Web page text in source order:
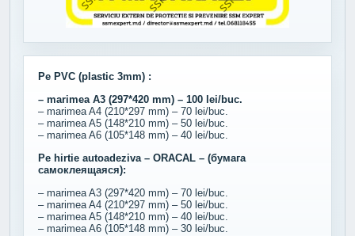
Pe PVC (plastic 3mm) :
– marimea A3 (297*420 mm) – 100 lei/buc.
– marimea A4 (210*297 mm) – 70 lei/buc.
– marimea A5 (148*210 mm) – 50 lei/buc.
– marimea A6 (105*148 mm) – 40 lei/buc.
Pe hirtie autoadeziva – ORACAL – (бумага
самоклеящаяся):
– marimea A3 (297*420 mm) – 70 lei/buc.
– marimea A4 (210*297 mm) – 50 lei/buc.
– marimea A5 (148*210 mm) – 40 lei/buc.
– marimea A6 (105*148 mm) – 30 lei/buc.